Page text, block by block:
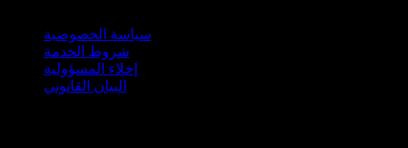
سياسة الخصوصية
شروط الخدمة
إخلاء المسؤولية
البيان القانوني